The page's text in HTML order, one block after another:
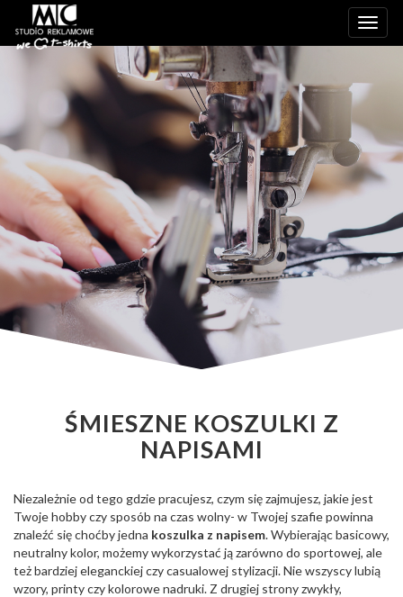
ŚMIESZNE KOSZULKI Z
NAPISAMI
Niezależnie od tego gdzie pracujesz, czym się zajmujesz, jakie jest
Twoje hobby czy sposób na czas wolny- w Twojej szafie powinna
znaleźć się choćby jedna koszulka z napisem. Wybierając basicowy,
neutralny kolor, możemy wykorzystać ją zarówno do sportowej, ale
też bardziej eleganckiej czy casualowej stylizacji. Nie wszyscy lubią
wzory, printy czy kolorowe nadruki. Z drugiej strony zwykły,